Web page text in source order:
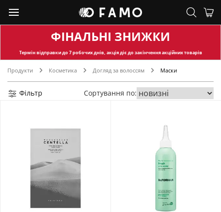
ФІНАЛЬНІ ЗНИЖКИ
Термін відправкидо 7 робочих днів, акція діє до закінчення акційних товарів
Продукти Косметика Догляд за волоссям Маски
Фільтр Сортування по: